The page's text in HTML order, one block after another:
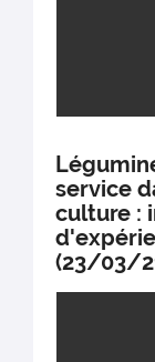
service
culture :
(23/03/